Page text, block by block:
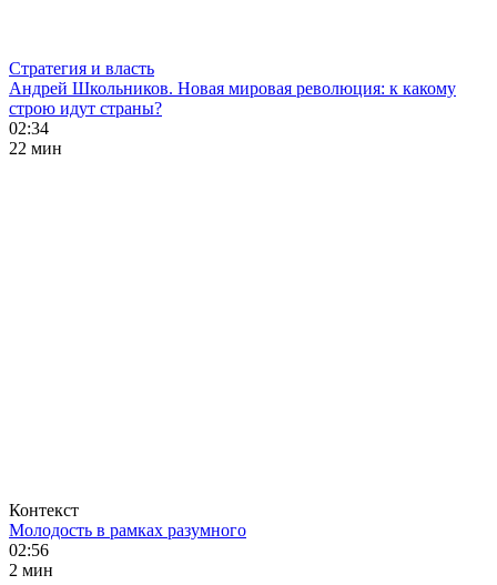
Стратегия и власть
Андрей Школьников. Новая мировая революция: к какому
строю идут страны?
02:34
22 мин
Контекст
Молодость в рамках разумного
02:56
2 мин